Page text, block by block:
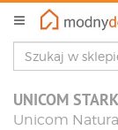
UNICOM
Unicom